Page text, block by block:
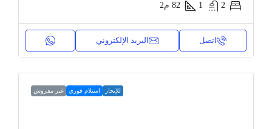
2
1
82 م2
اتصل البريد الإلكتروني
للإيجار استلام فوري غير مفروش